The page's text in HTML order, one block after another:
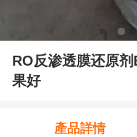
RO反渗透膜还原
果好
產品詳情